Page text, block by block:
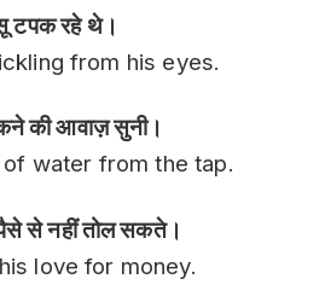
टपक रहे थे।
from his eyes.
की आवाज़ सुनी।
water from the tap.
से नहीं तोल सकते।
love for money.